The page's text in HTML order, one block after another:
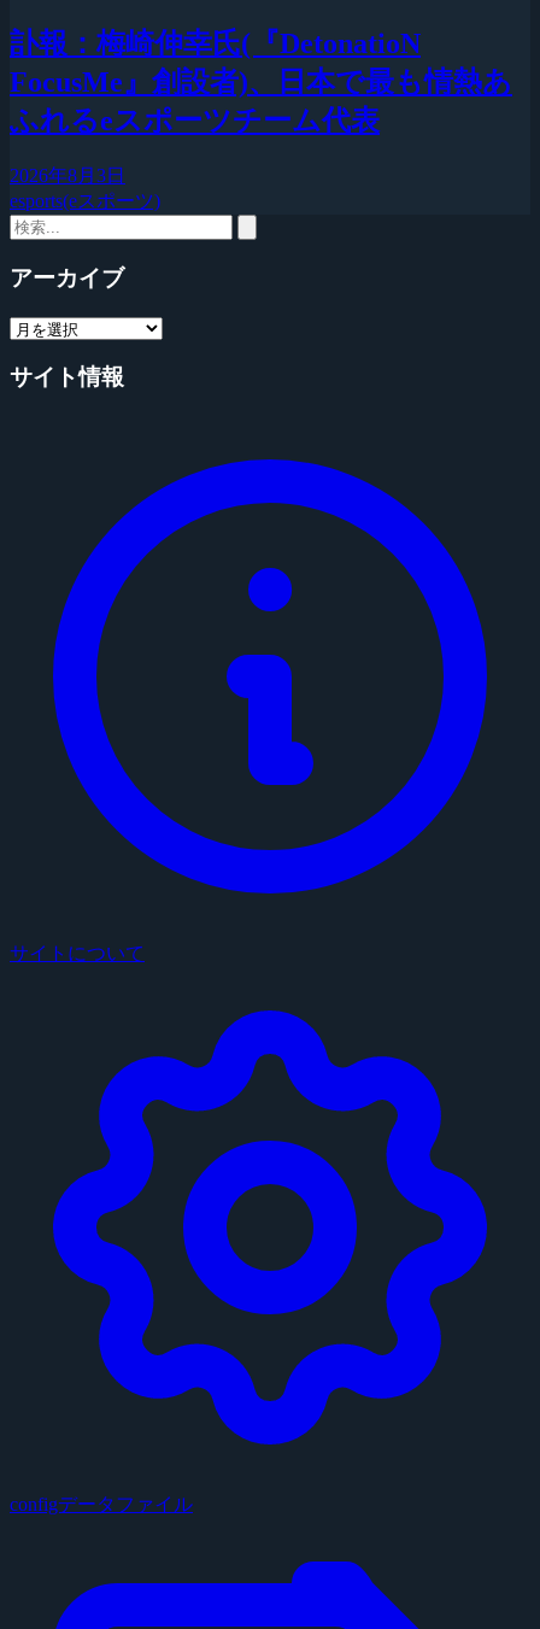
訃報：梅崎伸幸氏(『DetonatioN
FocusMe』創設者)、日本で最も情熱あ
ふれるeスポーツチーム代表
2026年8月3日
esports(eスポーツ)
アーカイブ
サイト情報
サイトについて
configデータファイル